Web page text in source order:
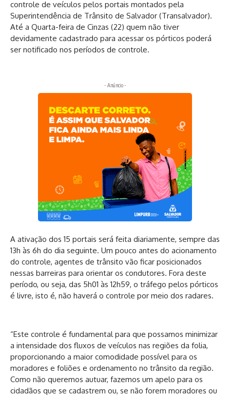
controle de veículos pelos portais montados pela
Superintendência de Trânsito de Salvador (Transalvador).
Até a Quarta-feira de Cinzas (22) quem não tiver
devidamente cadastrado para acessar os pórticos poderá
ser notificado nos períodos de controle.
- Anúncio -
A ativação dos 15 portais será feita diariamente, sempre das
13h às 6h do dia seguinte. Um pouco antes do acionamento
do controle, agentes de trânsito vão ficar posicionados
nessas barreiras para orientar os condutores. Fora deste
período, ou seja, das 5h01 às 12h59, o tráfego pelos pórticos
é livre, isto é, não haverá o controle por meio dos radares.
“Este controle é fundamental para que possamos minimizar
a intensidade dos fluxos de veículos nas regiões da folia,
proporcionando a maior comodidade possível para os
moradores e foliões e ordenamento no trânsito da região.
Como não queremos autuar, fazemos um apelo para os
cidadãos que se cadastrem ou, se não forem moradores ou